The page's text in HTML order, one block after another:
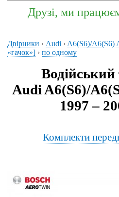
Друзі, ми
Двірники › Audi › A6(S6)/A6(S6)
«гачок»] › по одному
Audi A6(S6)/
1997 –
Комплекти